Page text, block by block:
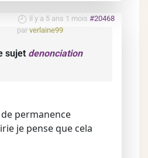
il y a 5 ans 1 mois #20468
par verlaine99
sujet denonciation
permanence
je pense que cela